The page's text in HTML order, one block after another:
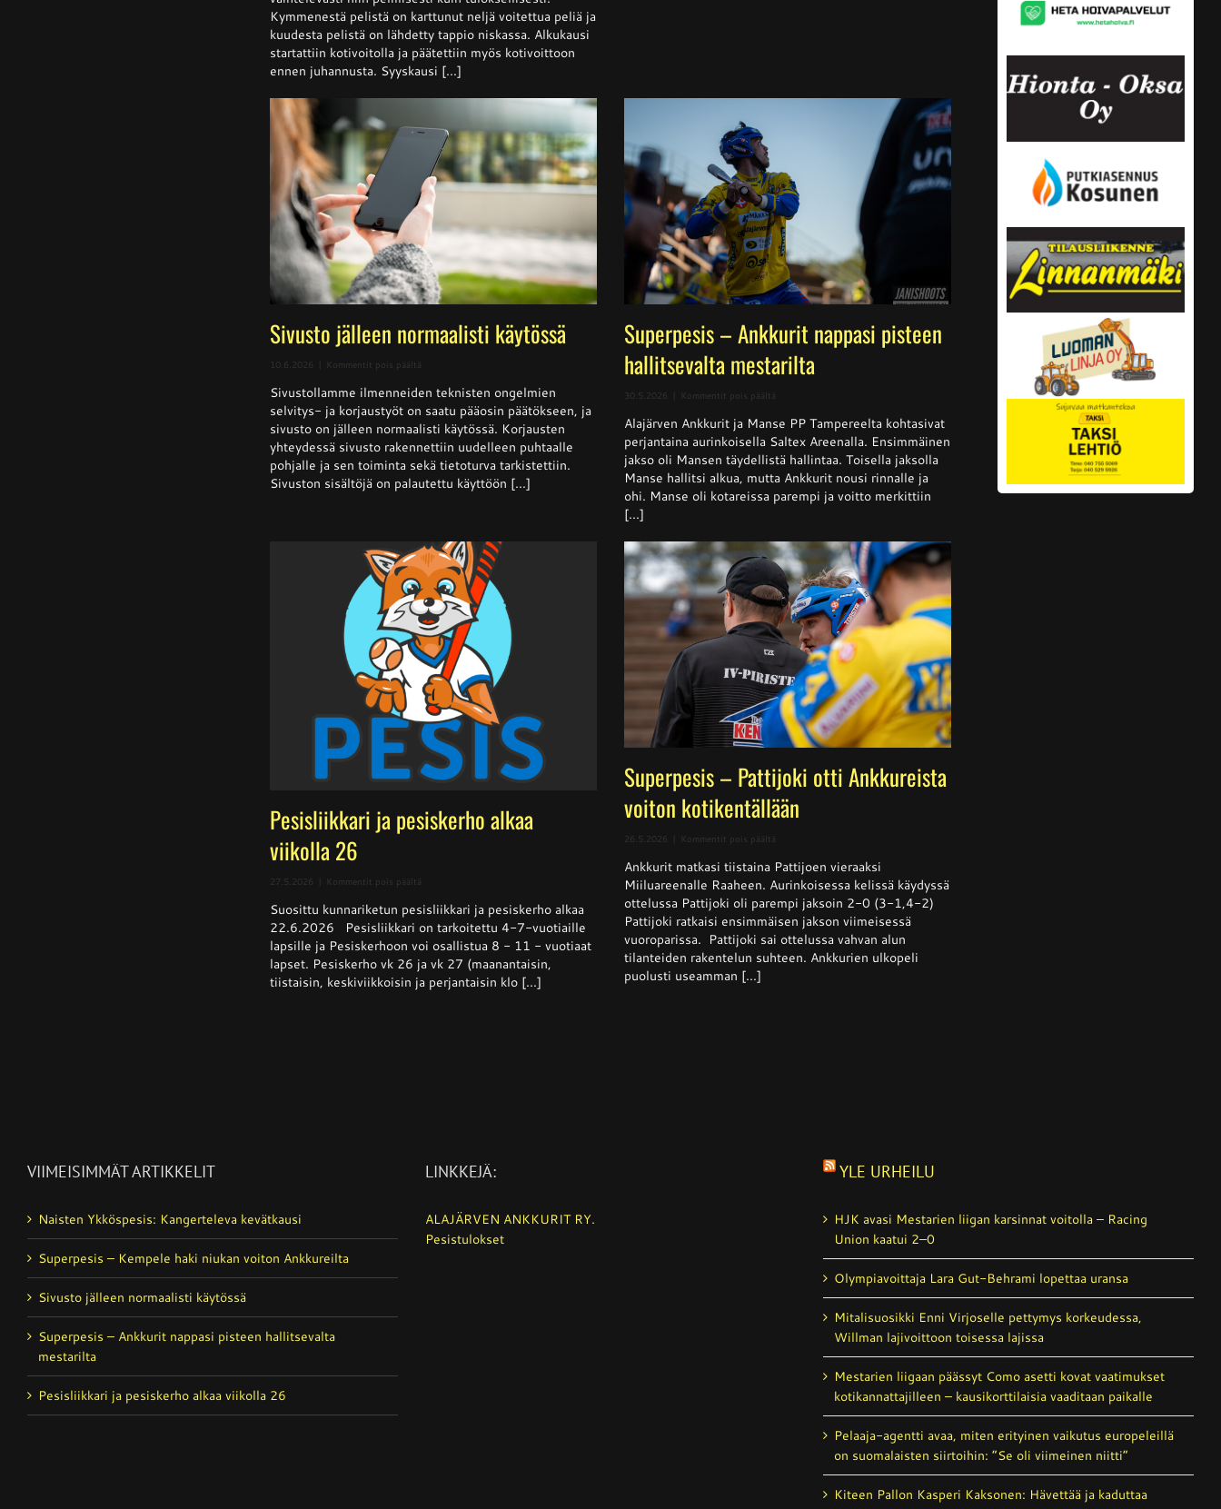
kevätkausi
Kymmenestä pelistä on karttunut neljä voitettua peliä ja
kuudesta pelistä on lähdetty tappio niskassa. Alkukausi
startattiin kotivoitolla ja päätettiin myös kotivoittoon
ennen juhannusta. Syyskausi [...]
Sivusto jälleen normaalisti käytössä
10.6.2026 Kommentit pois päältä
jälleen
normaalisti
käytössä
Sivustollamme ilmenneiden teknisten ongelmien
selvitys- ja korjaustyöt on saatu pääosin päätökseen, ja
sivusto on jälleen normaalisti käytössä. Korjausten
yhteydessä sivusto rakennettiin uudelleen puhtaalle
pohjalle ja sen toiminta sekä tietoturva tarkistettiin.
Sivuston sisältöjä on palautettu käyttöön [...]
Superpesis – Ankkurit nappasi pisteen
hallitsevalta mestarilta
30.5.2026 Kommentit pois päältä
–
Ankkurit
nappasi
pisteen
hallitsevalta
Alajärven Ankkurit ja Manse PP Tampereelta kohtasivat
perjantaina aurinkoisella Saltex Areenalla. Ensimmäinen
jakso oli Mansen täydellistä hallintaa. Toisella jaksolla
Manse hallitsi alkua, mutta Ankkurit nousi rinnalle ja
ohi. Manse oli kotareissa parempi ja voitto merkittiin
[...]
Pesisliikkari ja pesiskerho alkaa
viikolla 26
27.5.2026 Kommentit pois päältä
ja
pesiskerho
alkaa
viikolla
26
Suosittu kunnariketun pesisliikkari ja pesiskerho alkaa
22.6.2026 Pesisliikkari on tarkoitettu 4-7-vuotiaille
lapsille ja Pesiskerhoon voi osallistua 8 - 11 - vuotiaat
lapset. Pesiskerho vk 26 ja vk 27 (maanantaisin,
tiistaisin, keskiviikkoisin ja perjantaisin klo [...]
Superpesis – Pattijoki otti Ankkureista
voiton kotikentällään
26.5.2026 Kommentit pois päältä
–
Pattijoki
otti
Ankkureista
voiton
kotikentällään
Ankkurit matkasi tiistaina Pattijoen vieraaksi
Miiluareenalle Raaheen. Aurinkoisessa kelissä käydyssä
ottelussa Pattijoki oli parempi jaksoin 2-0 (3-1,4-2)
Pattijoki ratkaisi ensimmäisen jakson viimeisessä
vuoroparissa. Pattijoki sai ottelussa vahvan alun
tilanteiden rakentelun suhteen. Ankkurien ulkopeli
puolusti useamman [...]
VIIMEISIMMÄT ARTIKKELIT
Naisten Ykköspesis: Kangerteleva kevätkausi
Superpesis – Kempele haki niukan voiton Ankkureilta
Sivusto jälleen normaalisti käytössä
Superpesis – Ankkurit nappasi pisteen hallitsevalta
mestarilta
Pesisliikkari ja pesiskerho alkaa viikolla 26
LINKKEJÄ:
ALAJÄRVEN ANKKURIT RY.
Pesistulokset
YLE URHEILU
HJK avasi Mestarien liigan karsinnat voitolla – Racing
Union kaatui 2–0
Olympiavoittaja Lara Gut-Behrami lopettaa uransa
Mitalisuosikki Enni Virjoselle pettymys korkeudessa,
Willman lajivoittoon toisessa lajissa
Mestarien liigaan päässyt Como asetti kovat vaatimukset
koti­kannattajilleen – kausikortti­laisia vaaditaan paikalle
Pelaaja-agentti avaa, miten erityinen vaikutus europeleillä
on suomalaisten siirtoihin: ”Se oli viimeinen niitti”
Kiteen Pallon Kasperi Kaksonen: Hävettää ja kaduttaa